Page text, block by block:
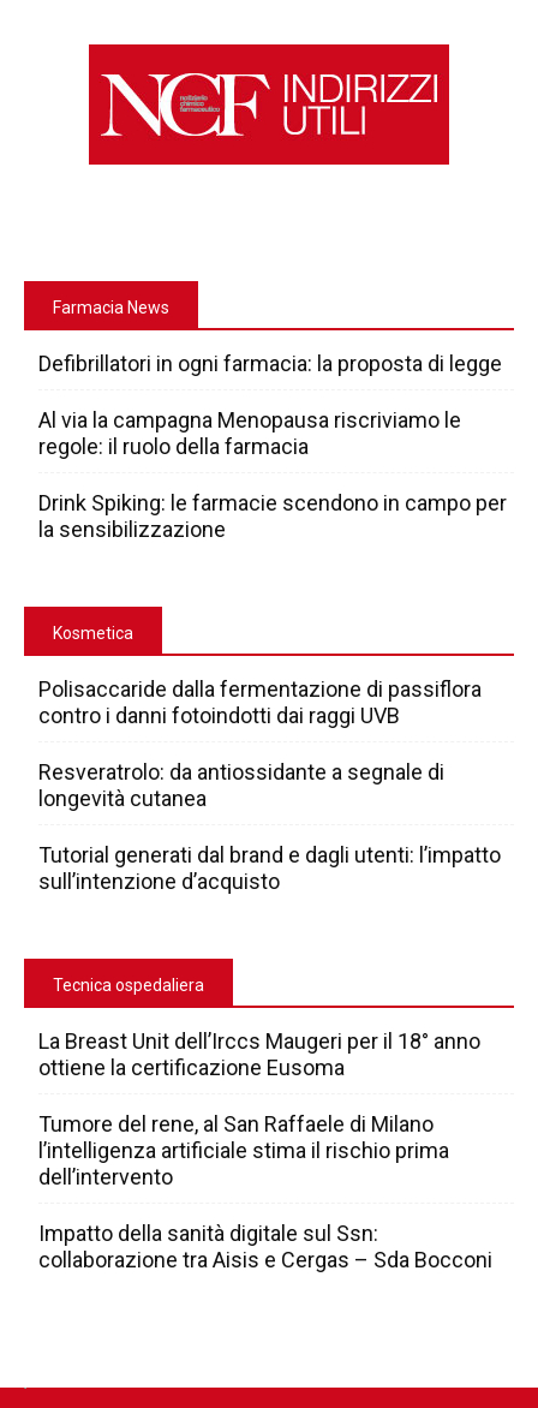
Farmacia News
Defibrillatori in ogni farmacia: la proposta di legge
Al via la campagna Menopausa riscriviamo le
regole: il ruolo della farmacia
Drink Spiking: le farmacie scendono in campo per
la sensibilizzazione
Kosmetica
Polisaccaride dalla fermentazione di passiflora
contro i danni fotoindotti dai raggi UVB
Resveratrolo: da antiossidante a segnale di
longevità cutanea
Tutorial generati dal brand e dagli utenti: l’impatto
sull’intenzione d’acquisto
Tecnica ospedaliera
La Breast Unit dell’Irccs Maugeri per il 18° anno
ottiene la certificazione Eusoma
Tumore del rene, al San Raffaele di Milano
l’intelligenza artificiale stima il rischio prima
dell’intervento
Impatto della sanità digitale sul Ssn:
collaborazione tra Aisis e Cergas – Sda Bocconi